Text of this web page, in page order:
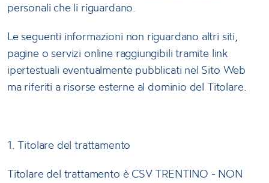
personali che li riguardano.
Le seguenti informazioni non riguardano altri siti,
pagine o servizi online raggiungibili tramite link
ipertestuali eventualmente pubblicati nel Sito Web
ma riferiti a risorse esterne al dominio del Titolare.
1. Titolare del trattamento
Titolare del trattamento è CSV TRENTINO - NON